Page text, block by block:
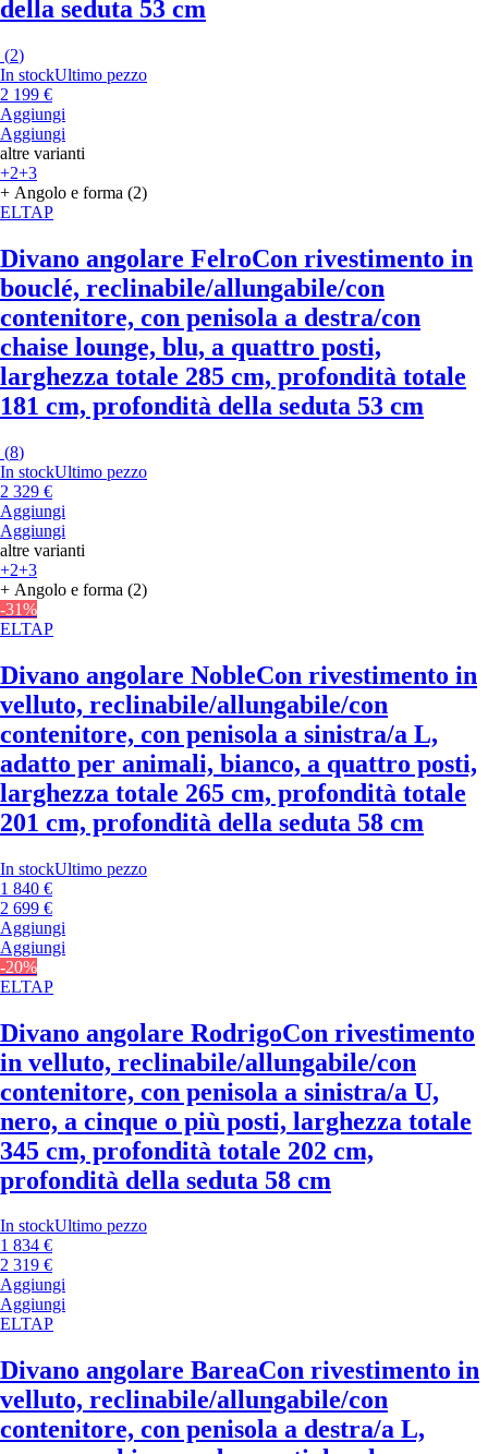
della seduta 53 cm
(2)
In stockUltimo pezzo
2 199 €
Aggiungi
Aggiungi
altre varianti
+2+3
+ Angolo e forma (2)
ELTAP
Divano angolare FelroCon rivestimento in
bouclé, reclinabile/allungabile/con
contenitore, con penisola a destra/con
chaise lounge, blu, a quattro posti,
larghezza totale 285 cm, profondità totale
181 cm, profondità della seduta 53 cm
(8)
In stockUltimo pezzo
2 329 €
Aggiungi
Aggiungi
altre varianti
+2+3
+ Angolo e forma (2)
-31%
ELTAP
Divano angolare NobleCon rivestimento in
velluto, reclinabile/allungabile/con
contenitore, con penisola a sinistra/a L,
adatto per animali, bianco, a quattro posti,
larghezza totale 265 cm, profondità totale
201 cm, profondità della seduta 58 cm
In stockUltimo pezzo
1 840 €
2 699 €
Aggiungi
Aggiungi
-20%
ELTAP
Divano angolare RodrigoCon rivestimento
in velluto, reclinabile/allungabile/con
contenitore, con penisola a sinistra/a U,
nero, a cinque o più posti, larghezza totale
345 cm, profondità totale 202 cm,
profondità della seduta 58 cm
In stockUltimo pezzo
1 834 €
2 319 €
Aggiungi
Aggiungi
ELTAP
Divano angolare BareaCon rivestimento in
velluto, reclinabile/allungabile/con
contenitore, con penisola a destra/a L,